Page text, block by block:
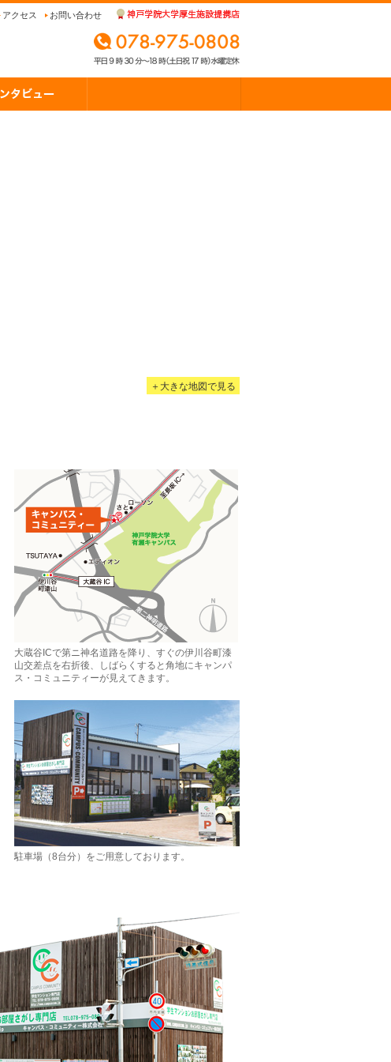
アクセス お問い合わせ
＋大きな地図で見る
大蔵谷ICで第ニ神名道路を降り、すぐの伊川谷町漆
山交差点を右折後、しばらくすると角地にキャンパ
ス・コミュニティーが見えてきます。
駐車場（8台分）をご用意しております。